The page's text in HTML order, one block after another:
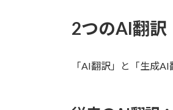
2つのAI翻訳
「AI翻訳」と「生成